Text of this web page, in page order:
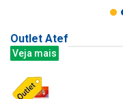
Outlet Atef
Veja mais